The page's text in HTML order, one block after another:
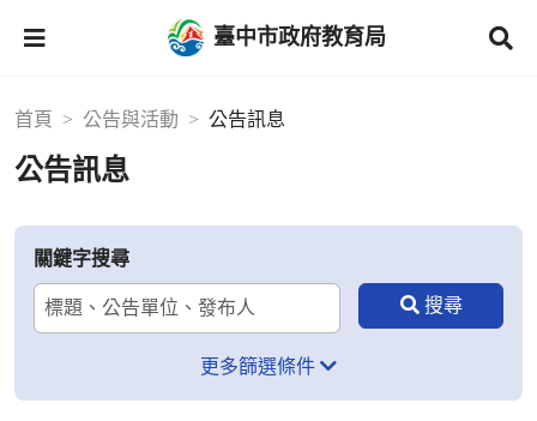
臺中市政府教育局
首頁 公告與活動 公告訊息
公告訊息
關鍵字搜尋
更多篩選條件